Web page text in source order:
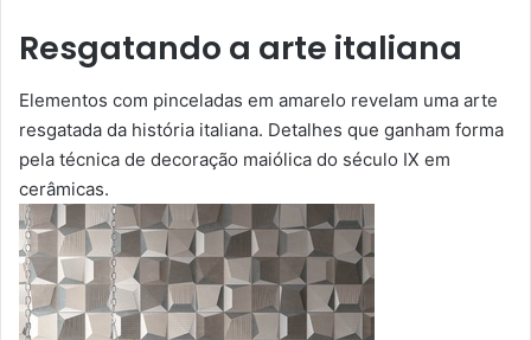
Resgatando a arte italiana
Elementos com pinceladas em amarelo revelam uma arte
resgatada da história italiana. Detalhes que ganham forma
pela técnica de decoração maiólica do século IX em
cerâmicas.